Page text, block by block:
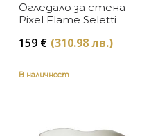
Розово
Синьо
Черно
Огледало за стена
Pixel Flame Seletti
159 € (310.98 лв.)
В наличност